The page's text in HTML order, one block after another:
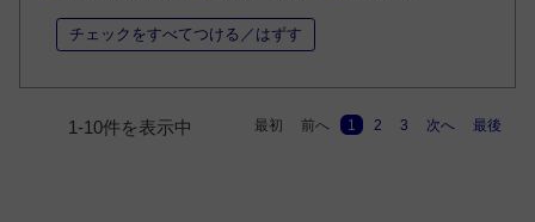
チェックをすべてつける／はずす
1-10件を表示中 最初 前へ 1 2 3 次へ 最後